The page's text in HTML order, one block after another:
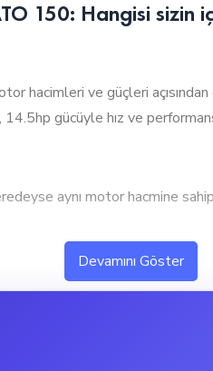
150: Hangisi sizin
ve güçleri
gücüyle hız ve performans
aynı motor hacmine
ve hızlanma isteyen
sunuyor. Yüksek tork
Devamını Göster